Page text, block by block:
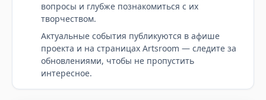
вопросы и глубже познакомиться с их
творчеством.
Актуальные события публикуются в афише
проекта и на страницах Artsroom — следите за
обновлениями, чтобы не пропустить
интересное.